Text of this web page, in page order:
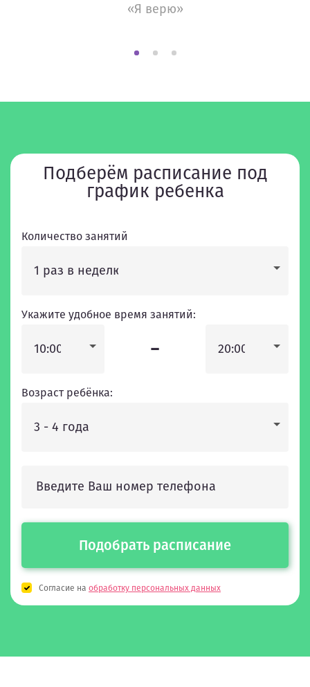
«Я верю»
Подберём расписание под
график ребенка
Количество занятий
1 раз в неделю
Укажите удобное время занятий:
10:00 - 20:00
Возраст ребёнка:
3 - 4 года
Подобрать расписание
Согласие на обработку персональных данных